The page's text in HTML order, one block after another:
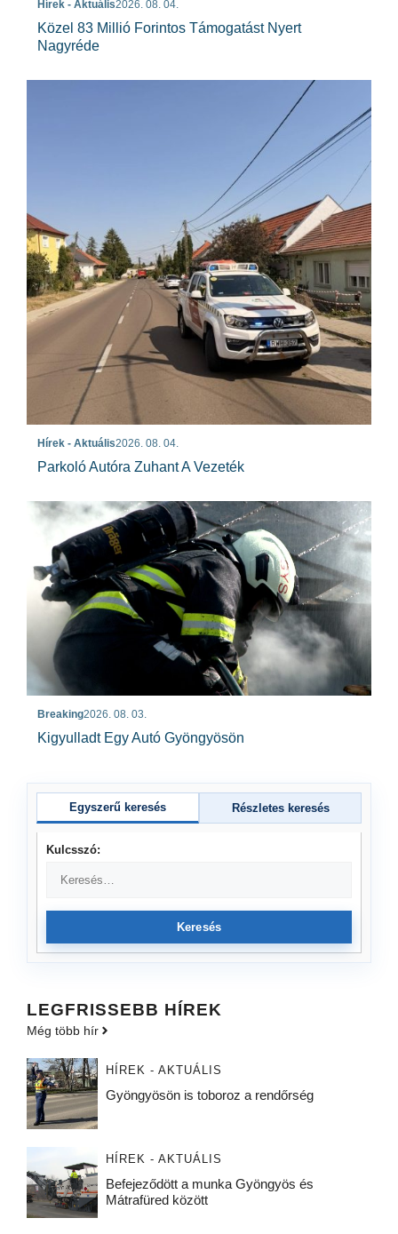
Hírek - Aktuális2026. 08. 04.
Közel 83 Millió Forintos Támogatást Nyert
Nagyréde
Hírek - Aktuális2026. 08. 04.
Parkoló Autóra Zuhant A Vezeték
Breaking2026. 08. 03.
Kigyulladt Egy Autó Gyöngyösön
Egyszerű keresés Részletes keresés
Kulcsszó:
Keresés
LEGFRISSEBB HÍREK
Még több hír
HÍREK - AKTUÁLIS
Gyöngyösön is toboroz a rendőrség
HÍREK - AKTUÁLIS
Befejeződött a munka Gyöngyös és
Mátrafüred között